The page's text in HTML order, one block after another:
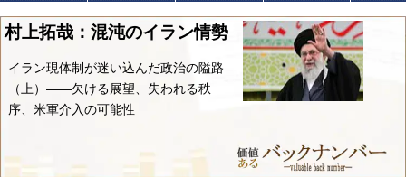
村上拓哉：混沌のイラン情勢
イラン現体制が迷い込んだ政治の隘路
（上）――欠ける展望、失われる秩
序、米軍介入の可能性